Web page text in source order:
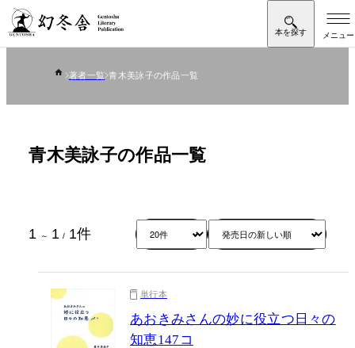
著者一覧 青木美詠子の作品一覧
青木美詠子の作品一覧
1 ～ 1 / 1件
単行本
あおきみさんの妙に役立つ日々の
知恵147コ